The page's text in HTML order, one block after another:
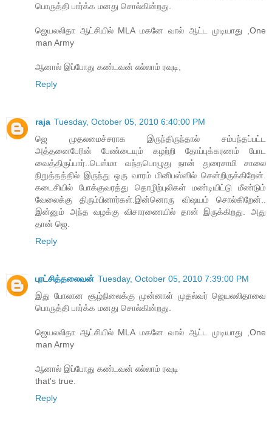
பொருத்தி பார்க்க மனது சொல்கின்றது.
ஜெயலலிதா ஆட்சியில் MLA மகனே வால் ஆட்ட முடியாது ,One
man Army
ஆனால் இப்போது கண்டவன் எல்லாம் ரவுடி,
Reply
raja Tuesday, October 05, 2010 6:40:00 PM
ஜெ முதலமைச்சராக இருந்திருந்தால் சம்பந்தப்பட்ட
அத்தனைபேரின் பேண்டையும் கழற்றி தோப்புக்கரணம் போட
வைத்திருப்பார்..டெஸ்மா வந்தபொழுது நான் துரைசாமி சாலை
நிறுத்தத்தில் இருந்து ஒரு வாரம் மினிபஸ்ஸில் சென்றிருக்கிறேன்.
கடைசியில் போக்குவரத்து தொழிற்புலிகள் மண்டியிட்டு மீண்டும்
வேலைக்கு திரும்பினார்கள்.இன்னொரு விஷயம் சொல்கிறேன்..
இன்னும் அந்த வழக்கு விசாரணையில் தான் இருக்கிறது. அது
தான் ஜெ.
Reply
புரட்சித்தலைவன் Tuesday, October 05, 2010 7:39:00 PM
இது போலான சூழ்நிலைக்கு முன்னாள் முதல்வர் ஜெயலலிதாவை
பொருத்தி பார்க்க மனது சொல்கின்றது.
ஜெயலலிதா ஆட்சியில் MLA மகனே வால் ஆட்ட முடியாது ,One
man Army
ஆனால் இப்போது கண்டவன் எல்லாம் ரவுடி
that's true.
Reply